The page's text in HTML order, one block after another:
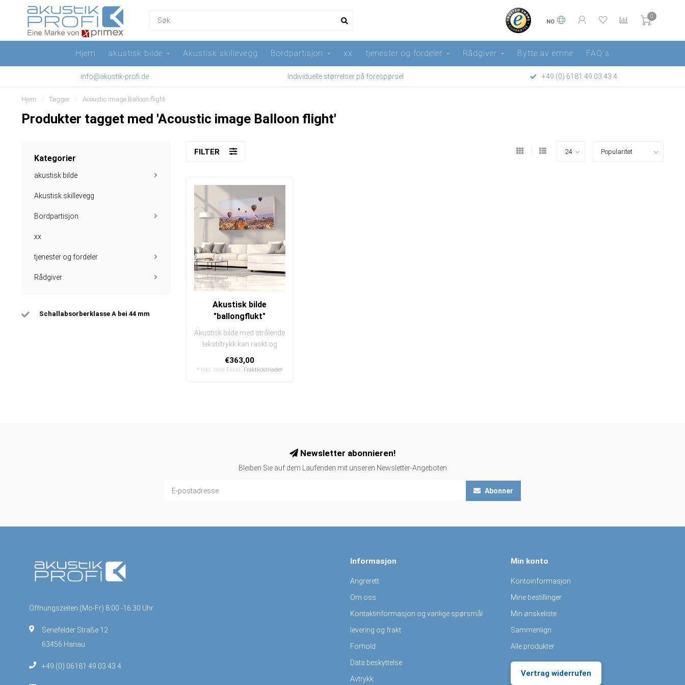
NO
0
Hjem akustisk bilde Akustisk skillevegg Bordpartisjon xx tjenester og fordeler Rådgiver Bytte av emne FAQ´s
info@akustik-profi.de Individuelle størrelser på forespørsel +49 (0) 6181 49 03 43 4
Hjem Tagger Acoustic image Balloon flight
Produkter tagget med 'Acoustic image Balloon flight'
Kategorier
akustisk bilde
Akustisk skillevegg
Bordpartisjon
xx
tjenester og fordeler
Rådgiver
Schallabsorberklasse A bei 44 mm
FILTER
Akustisk bilde
"ballongflukt"
Akustisk bilde med strålende
tekstiltrykk kan raskt og
I en e..
€363,00
* Inkl. mva Ekskl. Fraktkostnader
Newsletter abonnieren!
Bleiben Sie auf dem Laufenden mit unseren Newsletter-Angeboten
Abonner
Öffnungszeiten (Mo-Fr) 8:00 -16:30 Uhr
Senefelder Straße 12
63456 Hanau
+49 (0) 06181 49 03 43 4
Informasjon
Angrerett
Om oss
Kontaktinformasjon og vanlige spørsmål
levering og frakt
Forhold
Data beskyttelse
Avtrykk
Min konto
Kontoinformasjon
Mine bestillinger
Min ønskeliste
Sammenlign
Alle produkter
Vertrag widerrufen